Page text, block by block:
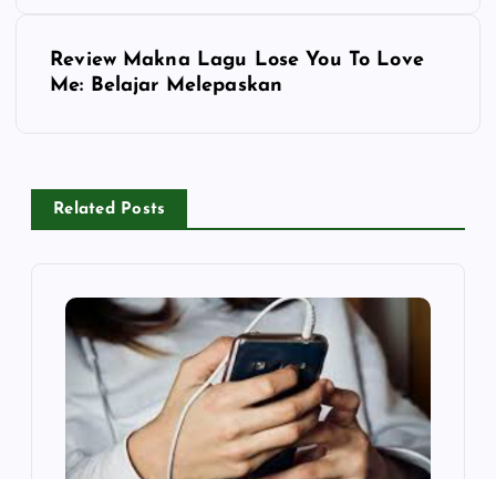
a
v
Review Makna Lagu Lose You To Love
Me: Belajar Melepaskan
Related Posts